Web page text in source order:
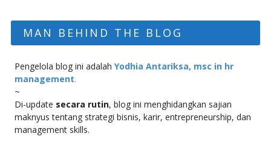
MAN BEHIND THE BLOG
Pengelola blog ini adalah Yodhia Antariksa, msc in hr
management.
~
Di-update secara rutin, blog ini menghidangkan sajian
maknyus tentang strategi bisnis, karir, entrepreneurship, dan
management skills.